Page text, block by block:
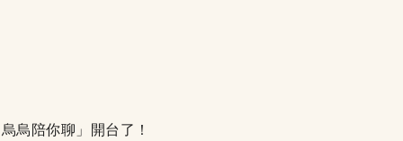
烏陪你聊」開台了！